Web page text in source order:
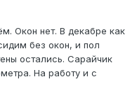
Окон нет. В декабре как
без окон, и пол
остались. Сарайчик
На работу и с